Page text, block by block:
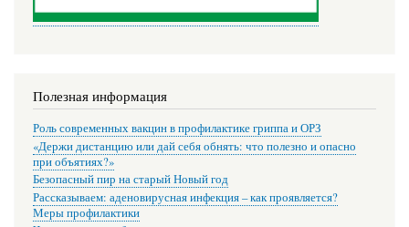
Полезная информация
Роль современных вакцин в профилактике гриппа и ОРЗ
«Держи дистанцию или дай себя обнять: что полезно и опасно
при объятиях?»
Безопасный пир на старый Новый год
Рассказываем: аденовирусная инфекция – как проявляется?
Меры профилактики